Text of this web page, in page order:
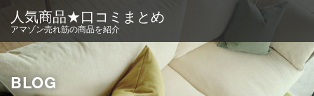
人気商品★口コミまとめ
アマゾン売れ筋の商品を紹介
BLOG